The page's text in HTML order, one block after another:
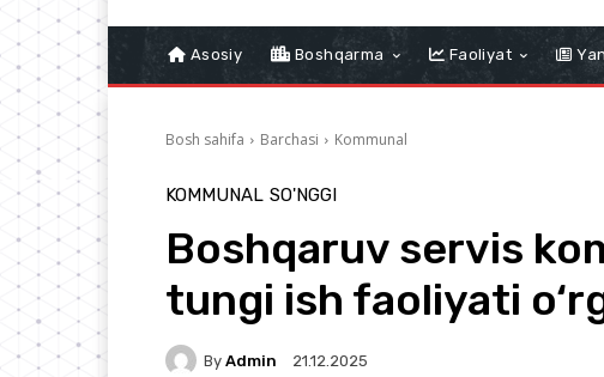
Asosiy Boshqarma Faoliyat
Bosh sahifa Barchasi Kommunal
KOMMUNAL SO'NGGI
Boshqaruv servis
tungi ish faoliyati
By Admin 21.12.2025